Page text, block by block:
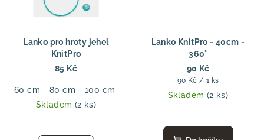
Lanko pro hroty jehel
KnitPro
85 Kč
60 cm 80 cm 100 cm
150 cm
Skladem (2 ks)
Lanko KnitPro - 40cm -
360°
90 Kč
Měrná
cena:
90 Kč / 1 ks
Skladem (2 ks)